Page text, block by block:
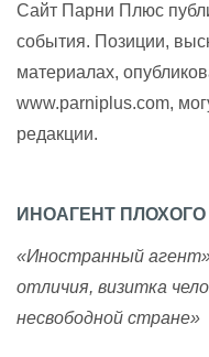
Сайт Парни Плюс
события. Позиции,
материалах,
www.parniplus.com,
редакции.
ИНОАГЕНТ
«Иностранный
отличия, визитка
несвободной стране»